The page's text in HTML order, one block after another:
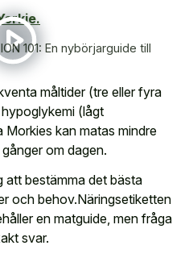
101: En nybörjarguide till
måltider (tre eller fyra
(lågt
kan matas mindre
om dagen.
att bestämma det bästa
och behov.Näringsetiketten
en matguide, men fråga
svar.